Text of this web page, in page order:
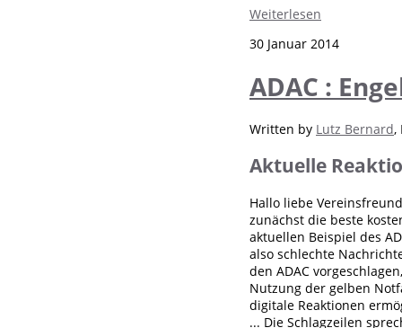
Weiterlesen
30 Januar 2014
ADAC :
Written by Lutz Bernard,
Aktuelle
Hallo liebe
zunächst die beste
aktuellen Beispiel des
also schlechte
den ADAC
Nutzung der gelben
digitale Reaktionen
... Die Schlagzeilen